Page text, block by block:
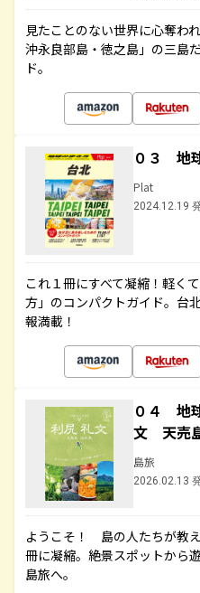
見たことのない世界に心奪わ
沖永良部島・徳之島」の三島
ド。
０３ 地
Plat
2024.12.19
これ１冊にすべて凝縮！軽く
方」のコンパクトガイド。台
報満載！
０４ 地
文 天売
島旅
2026.02.13
ようこそ！ 島の人たちが教
冊に凝縮。絶景スポットから
島旅へ。